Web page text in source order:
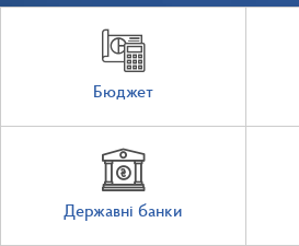
Бюджет
Державні банки